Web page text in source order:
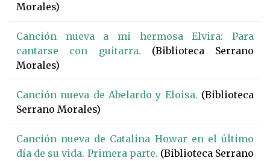
Morales)
Canción nueva a mi hermosa Elvira: Para
cantarse con guitarra. (Biblioteca Serrano
Morales)
Canción nueva de Abelardo y Eloisa. (Biblioteca
Serrano Morales)
Canción nueva de Catalina Howar en el último
día de su vida. Primera parte. (Biblioteca Serrano